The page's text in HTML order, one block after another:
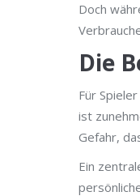
Doch
Die
Für
ist
Gefahr,
Ein